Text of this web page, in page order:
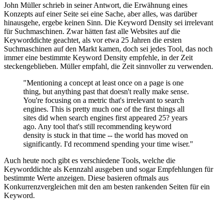
John Müller schrieb in seiner Antwort, die Erwähnung eines
Konzepts auf einer Seite sei eine Sache, aber alles, was darüber
hinausgehe, ergebe keinen Sinn. Die Keyword Density sei irrelevant
für Suchmaschinen. Zwar hätten fast alle Websites auf die
Keyworddichte geachtet, als vor etwa 25 Jahren die ersten
Suchmaschinen auf den Markt kamen, doch sei jedes Tool, das noch
immer eine bestimmte Keyword Density empfehle, in der Zeit
steckengeblieben. Müller empfahl, die Zeit sinnvoller zu verwenden.
"Mentioning a concept at least once on a page is one
thing, but anything past that doesn't really make sense.
You're focusing on a metric that's irrelevant to search
engines. This is pretty much one of the first things all
sites did when search engines first appeared 25? years
ago. Any tool that's still recommending keyword
density is stuck in that time -- the world has moved on
significantly. I'd recommend spending your time wiser."
Auch heute noch gibt es verschiedene Tools, welche die
Keyworddichte als Kennzahl ausgeben und sogar Empfehlungen für
bestimmte Werte anzeigen. Diese basieren oftmals aus
Konkurrenzvergleichen mit den am besten rankenden Seiten für ein
Keyword.